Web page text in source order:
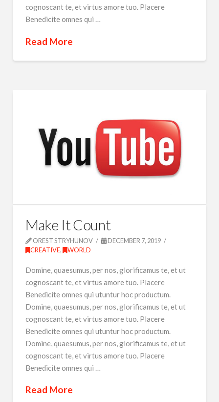
cognoscant te, et virtus amore tuo. Placere
Benedicite omnes qui …
Read More
Make It Count
OREST STRYHUNOV
DECEMBER 7, 2019
CREATIVE, WORLD
Domine, quaesumus, per nos, glorificamus te, et ut
cognoscant te, et virtus amore tuo. Placere
Benedicite omnes qui utuntur hoc productum.
Domine, quaesumus, per nos, glorificamus te, et ut
cognoscant te, et virtus amore tuo. Placere
Benedicite omnes qui utuntur hoc productum.
Domine, quaesumus, per nos, glorificamus te, et ut
cognoscant te, et virtus amore tuo. Placere
Benedicite omnes qui …
Read More